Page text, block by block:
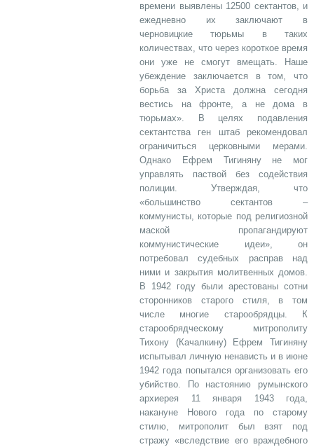
времени выявлены 12500 сектантов, и
ежедневно их заключают в
черновицкие тюрьмы в таких
количествах, что через короткое время
они уже не смогут вмещать. Наше
убеждение заключается в том, что
борьба за Христа должна сегодня
вестись на фронте, а не дома в
тюрьмах». В целях подавления
сектантства ген штаб рекомендовал
ограничиться церковными мерами.
Однако Ефрем Тигиняну не мог
управлять паствой без содействия
полиции. Утверждая, что
«большинство сектантов –
коммунисты, которые под религиозной
маской пропагандируют
коммунистические идеи», он
потребовал судебных расправ над
ними и закрытия молитвенных домов.
В 1942 году были арестованы сотни
сторонников старого стиля, в том
числе многие старообрядцы. К
старообрядческому митрополиту
Тихону (Качалкину) Ефрем Тигиняну
испытывал личную ненависть и в июне
1942 года попытался организовать его
убийство. По настоянию румынского
архиерея 11 января 1943 года,
накануне Нового года по старому
стилю, митрополит был взят под
стражу «вследствие его враждебного